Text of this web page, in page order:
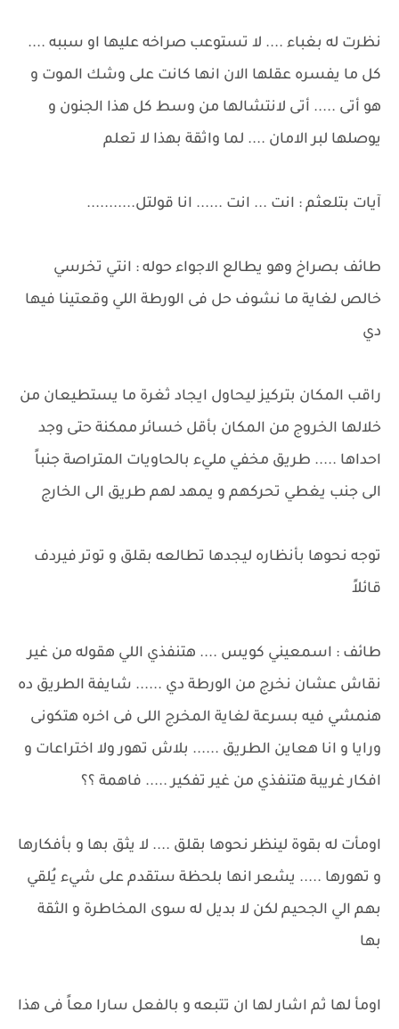
نظرت له بغباء .... لا تستوعب صراخه عليها او سببه ....
كل ما يفسره عقلها الان انها كانت على وشك الموت و
هو أتى ..... أتى لانتشالها من وسط كل هذا الجنون و
يوصلها لبر الامان .... لما واثقة بهذا لا تعلم
آيات بتلعثم : انت ... انت ...... انا قولتل...........
طائف بصراخ وهو يطالع الاجواء حوله : انتي تخرسي
خالص لغاية ما نشوف حل فى الورطة اللي وقعتينا فيها
دي
راقب المكان بتركيز ليحاول ايجاد ثغرة ما يستطيعان من
خلالها الخروج من المكان بأقل خسائر ممكنة حتى وجد
احداها ..... طريق مخفي مليء بالحاويات المتراصة جنباً
الى جنب يغطي تحركهم و يمهد لهم طريق الى الخارج
توجه نحوها بأنظاره ليجدها تطالعه بقلق و توتر فيردف
قائلاً
طائف : اسمعيني كويس .... هتنفذي اللي هقوله من غير
نقاش عشان نخرج من الورطة دي ...... شايفة الطريق ده
هنمشي فيه بسرعة لغاية المخرج اللى فى اخره هتكونى
ورايا و انا هعاين الطريق ...... بلاش تهور ولا اختراعات و
افكار غريبة هتنفذي من غير تفكير ..... فاهمة ؟؟
اومأت له بقوة لينظر نحوها بقلق .... لا يثق بها و بأفكارها
و تهورها ..... يشعر انها بلحظة ستقدم على شيء يُلقي
بهم الي الجحيم لكن لا بديل له سوى المخاطرة و الثقة
بها
اومأ لها ثم اشار لها ان تتبعه و بالفعل سارا معاً فى هذا